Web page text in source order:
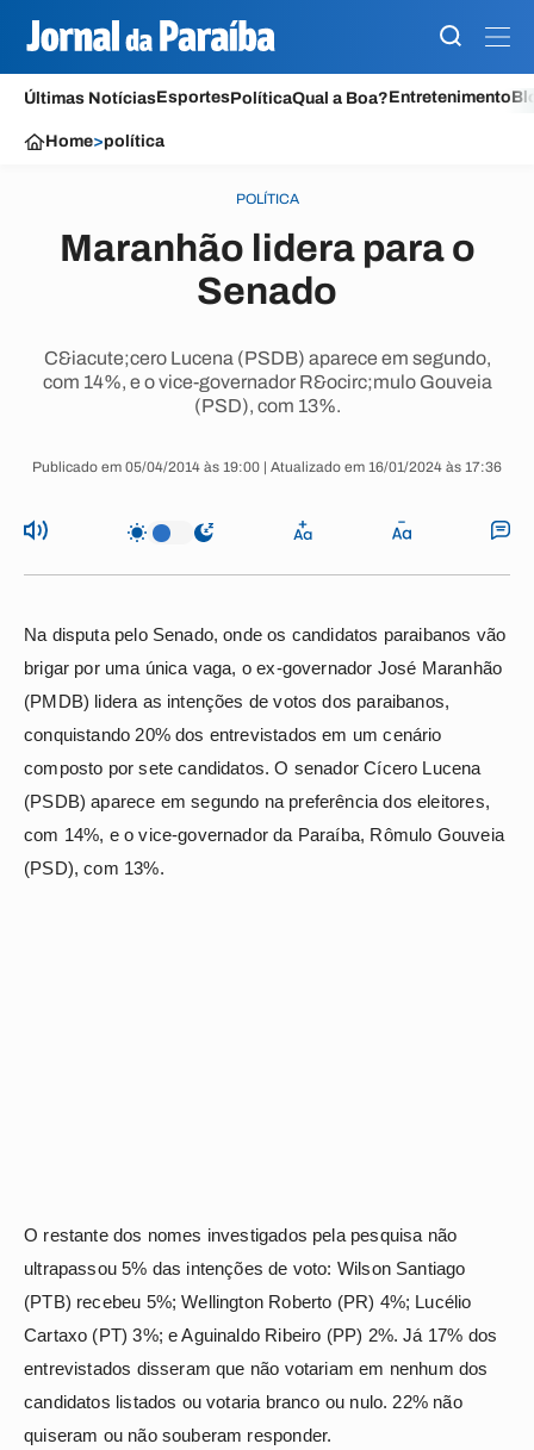
Últimas NotíciasEsportesPolíticaQual a Boa?Entretenimento
Home>política
POLÍTICA
Maranhão lidera para o
Senado
C&iacute;cero Lucena (PSDB) aparece em segundo,
com 14%, e o vice-governador R&ocirc;mulo Gouveia
(PSD), com 13%.
Publicado em 05/04/2014 às 19:00 | Atualizado em 16/01/2024 às 17:36
Na disputa pelo Senado, onde os candidatos paraibanos vão
brigar por uma única vaga, o ex-governador José Maranhão
(PMDB) lidera as intenções de votos dos paraibanos,
conquistando 20% dos entrevistados em um cenário
composto por sete candidatos. O senador Cícero Lucena
(PSDB) aparece em segundo na preferência dos eleitores,
com 14%, e o vice-governador da Paraíba, Rômulo Gouveia
(PSD), com 13%.
O restante dos nomes investigados pela pesquisa não
ultrapassou 5% das intenções de voto: Wilson Santiago
(PTB) recebeu 5%; Wellington Roberto (PR) 4%; Lucélio
Cartaxo (PT) 3%; e Aguinaldo Ribeiro (PP) 2%. Já 17% dos
entrevistados disseram que não votariam em nenhum dos
candidatos listados ou votaria branco ou nulo. 22% não
quiseram ou não souberam responder.